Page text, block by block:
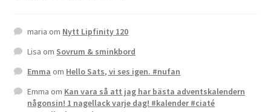
maria om Nytt Lipfinity 120
Lisa om Sovrum & sminkbord
Emma om Hello Sats, vi ses igen. #nufan
Emma om Kan vara så att jag har bästa adventskalendern
någonsin! 1 nagellack varje dag! #kalender #ciaté